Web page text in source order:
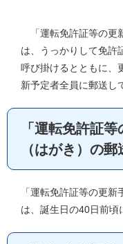
「運転免許証等の更
は、うっかりして免許
呼び掛けるとともに、
新予定者全員に郵送し
「運転免許証
（はがき）の郵
「運転免許証等の更
は、誕生日の40日前頃